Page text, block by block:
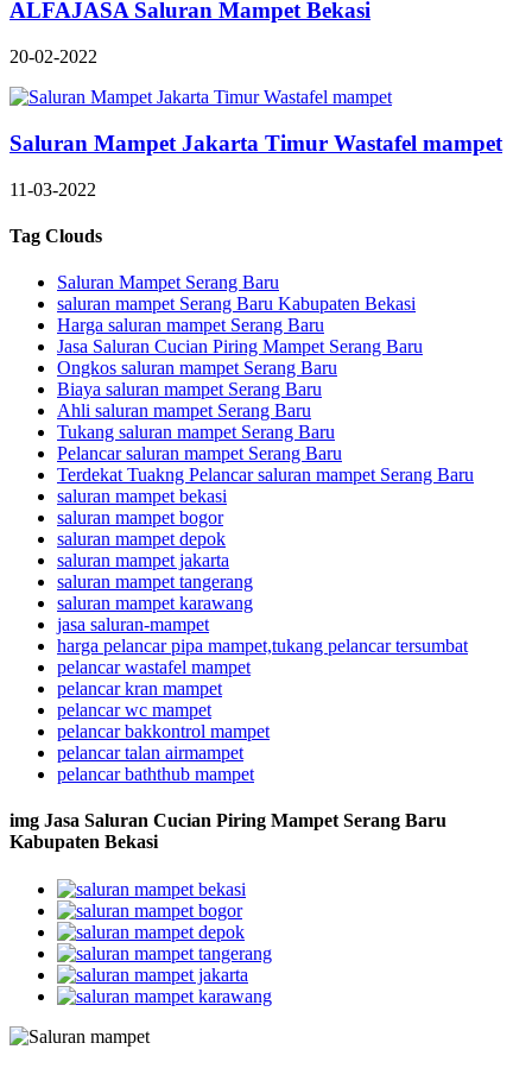
ALFAJASA Saluran Mampet Bekasi
20-02-2022
Saluran Mampet Jakarta Timur Wastafel mampet
11-03-2022
Tag Clouds
Saluran Mampet Serang Baru
saluran mampet Serang Baru Kabupaten Bekasi
Harga saluran mampet Serang Baru
Jasa Saluran Cucian Piring Mampet Serang Baru
Ongkos saluran mampet Serang Baru
Biaya saluran mampet Serang Baru
Ahli saluran mampet Serang Baru
Tukang saluran mampet Serang Baru
Pelancar saluran mampet Serang Baru
Terdekat Tuakng Pelancar saluran mampet Serang Baru
saluran mampet bekasi
saluran mampet bogor
saluran mampet depok
saluran mampet jakarta
saluran mampet tangerang
saluran mampet karawang
jasa saluran-mampet
harga pelancar pipa mampet,tukang pelancar tersumbat
pelancar wastafel mampet
pelancar kran mampet
pelancar wc mampet
pelancar bakkontrol mampet
pelancar talan airmampet
pelancar baththub mampet
img Jasa Saluran Cucian Piring Mampet Serang Baru
Kabupaten Bekasi